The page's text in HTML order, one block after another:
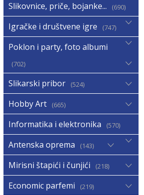
Slikovnice, priče, bojanke... 690
Igračke i društvene igre 747
Poklon i party, foto albumi
702
Slikarski pribor 524
Hobby Art 665
Informatika i elektronika 570
Antenska oprema 143
Mirisni štapići i čunjići 218
Economic parfemi 219